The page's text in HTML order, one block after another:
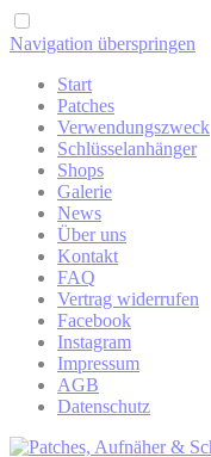
Navigation überspringen
Start
Patches
Verwendungszweck
Schlüsselanhänger
Shops
Galerie
News
Über uns
Kontakt
FAQ
Vertrag widerrufen
Facebook
Instagram
Impressum
AGB
Datenschutz